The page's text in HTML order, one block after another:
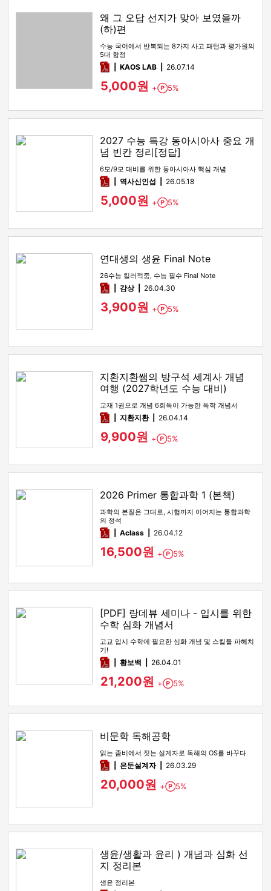
왜 그 오답 선지가 맞아 보였을까
(하)편
수능 국어에서 반복되는 8가지 사고 패턴과 평가원의
5대 함정
pdfKAOS LAB 26.07.14
5,000원 + Point
5%
2027 수능 특강 동아시아사 중요 개
념 빈칸 정리[정답]
6모/9모 대비를 위한 동아시아사 핵심 개념
pdf역사신인섭 26.05.18
5,000원 + Point
5%
연대생의 생윤 Final Note
26수능 킬러적중, 수능 필수 Final Note
pdf감상​ 26.04.30
3,900원 + Point
5%
지환지환쌤의 방구석 세계사 개념
여행 (2027학년도 수능 대비)
교재 1권으로 개념 6회독이 가능한 독학 개념서
pdf지환지환 26.04.14
9,900원 + Point
5%
2026 Primer 통합과학 1 (본책)
과학의 본질은 그대로, 시험까지 이어지는 통합과학
의 정석
pdfAclass 26.04.12
16,500원 + Point
5%
[PDF] 랑데뷰 세미나 - 입시를 위한
수학 심화 개념서
고교 입시 수학에 필요한 심화 개념 및 스킬들 파헤치
기!
pdf황보백 26.04.01
21,200원 + Point
5%
비문학 독해공학
읽는 좀비에서 짓는 설계자로 독해의 OS를 바꾸다
pdf은둔설계자 26.03.29
20,000원 + Point
5%
생윤/생활과 윤리 ) 개념과 심화 선
지 정리본
생윤 정리본